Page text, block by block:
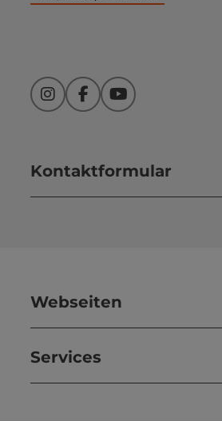
InstagramFacebookYouTube
Kontaktformular
Webseiten
Services